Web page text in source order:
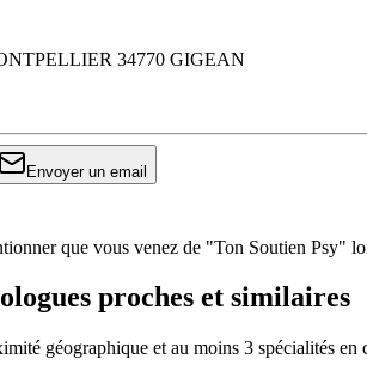
34770 GIGEAN
Envoyer un email
que vous venez de "Ton Soutien Psy"
proches et similaires
géographique et au moins 3 spécialités en